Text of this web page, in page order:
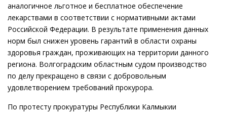
аналогичное льготное и бесплатное обеспечение
лекарствами в соответствии с нормативными актами
Российской Федерации. В результате применения данных
норм был снижен уровень гарантий в области охраны
здоровья граждан, проживающих на территории данного
региона. Волгоградским областным судом производство
по делу прекращено в связи с добровольным
удовлетворением требований прокурора.
По протесту прокуратуры Республики Калмыкии